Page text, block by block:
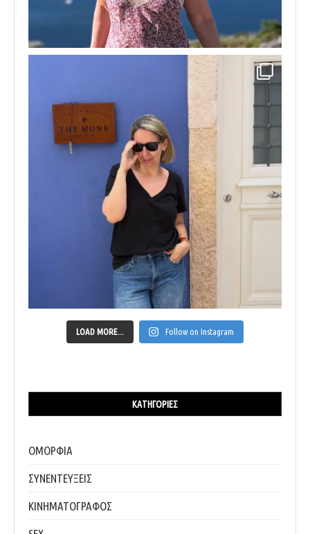
LOAD MORE... Follow on Instagram
ΚΑΤΗΓΟΡΊΕΣ
ΟΜΟΡΦΙΑ
ΣΥΝΕΝΤΕΥΞΕΙΣ
ΚΙΝΗΜΑΤΟΓΡΑΦΟΣ